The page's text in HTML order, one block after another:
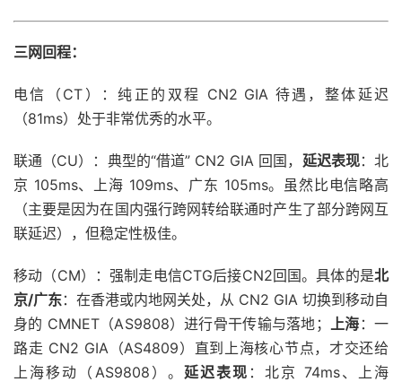
三网回程：
电信（CT）：纯正的双程 CN2 GIA 待遇，整体延迟
（81ms）处于非常优秀的水平。
联通（CU）：典型的“借道” CN2 GIA 回国， 延迟表现：北
京 105ms、上海 109ms、广东 105ms。虽然比电信略高
（主要是因为在国内强行跨网转给联通时产生了部分跨网互
联延迟），但稳定性极佳。
移动（CM）：强制走电信CTG后接CN2回国。具体的是北
京/广东：在香港或内地网关处，从 CN2 GIA 切换到移动自
身的 CMNET（AS9808）进行骨干传输与落地；
上海 ：一
路走 CN2 GIA（AS4809）直到上海核心节点，才交还给
上海移动（AS9808）。 延迟表现 ：北京 74ms、上海